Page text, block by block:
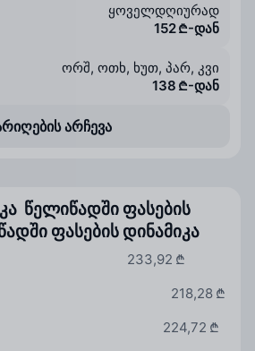
ყოველდღიურად
152 ₾-დან
ორშ, ოთხ, ხუთ, პარ, კვი
138 ₾-დან
არჩევა
წელიწადში ფასების
ფასების დინამიკა
233,92 ₾
218,28 ₾
224,72 ₾